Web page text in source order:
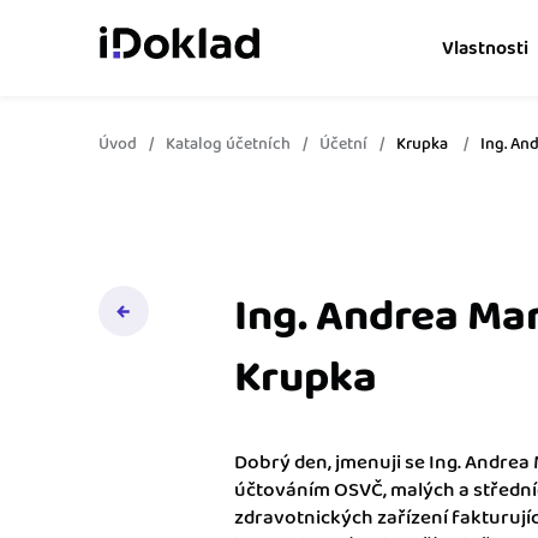
Vlastnosti
Online fakturace
obchodními kontakty.
Vyměňte počítání za
Spolupráce s účetní
Dejte účetní to, co
přístup k vašim
Úvod Katalog účetních Účetní Krupka Ing.
Ing. Andrea
Krupka
Dobrý den, jmenuji se Ing.
účtováním OSVČ, malých a
zdravotnických zařízení